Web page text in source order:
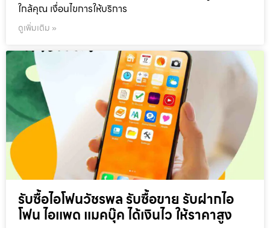
ใกล้คุณ เงื่อนไขการให้บริการ
ดูเพิ่มเติม »
รับซื้อไอโฟนวัชรพล รับซื้อขาย รับฝากไอ
โฟน ไอแพด แมคบุ๊ค ได้เงินไว ให้ราคาสูง